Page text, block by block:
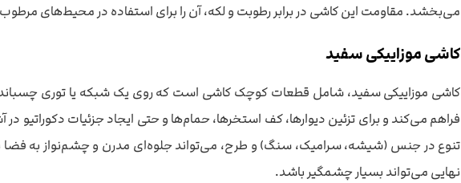
می‌بخشد. مقاومت این کاشی در برابر رطوبت و لکه، آن را برای استفاده در محیط‌های
کاشی موزاییکی سفید
کاشی موزاییکی سفید، شامل قطعات کوچک کاشی است که روی یک شبکه یا توری
فراهم می‌کند و برای تزئین دیوارها، کف استخرها، حمام‌ها و حتی ایجاد جزئیات دکوراتیو
تنوع در جنس (شیشه، سرامیک، سنگ) و طرح، می‌تواند جلوه‌ای مدرن و چشم‌نواز به فضا
نهایی می‌تواند بسیار چشمگیر باشد.